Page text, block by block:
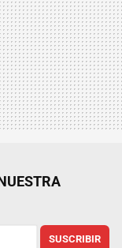
SUSCRIBIR